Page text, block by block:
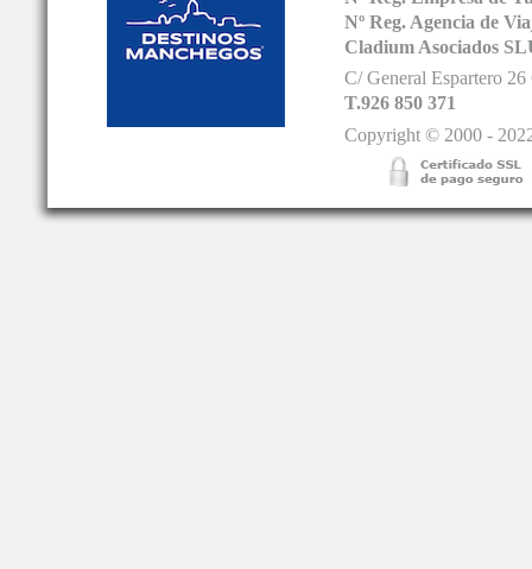
Nº Reg. Agencia de
Cladium Asociados
C/ General Espartero
T.926 850 371
Copyright © 2000 -